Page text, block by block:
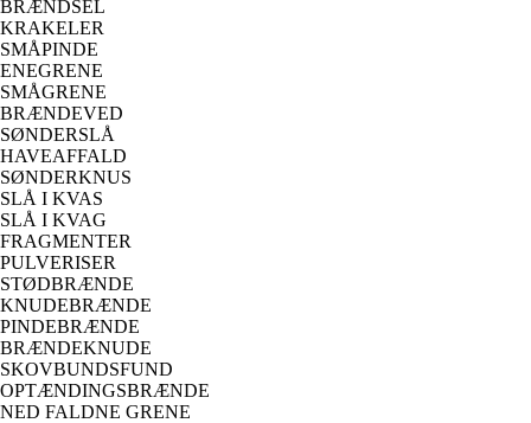
BRÆNDSEL
KRAKELER
SMÅPINDE
ENEGRENE
SMÅGRENE
BRÆNDEVED
SØNDERSLÅ
HAVEAFFALD
SØNDERKNUS
SLÅ I KVAS
SLÅ I KVAG
FRAGMENTER
PULVERISER
STØDBRÆNDE
KNUDEBRÆNDE
PINDEBRÆNDE
BRÆNDEKNUDE
SKOVBUNDSFUND
OPTÆNDINGSBRÆNDE
NED FALDNE GRENE